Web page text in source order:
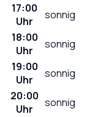
17:00
Uhr
sonnig
18:00
Uhr
sonnig
19:00
Uhr
sonnig
20:00
Uhr
sonnig